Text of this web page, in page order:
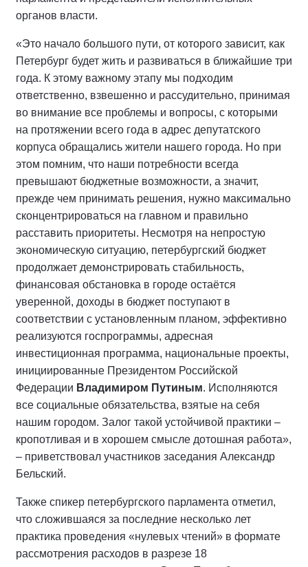
органов власти.
«Это начало большого пути, от которого зависит, как
Петербург будет жить и развиваться в ближайшие три
года. К этому важному этапу мы подходим
ответственно, взвешенно и рассудительно, принимая
во внимание все проблемы и вопросы, с которыми
на протяжении всего года в адрес депутатского
корпуса обращались жители нашего города. Но при
этом помним, что наши потребности всегда
превышают бюджетные возможности, а значит,
прежде чем принимать решения, нужно максимально
сконцентрироваться на главном и правильно
расставить приоритеты. Несмотря на непростую
экономическую ситуацию, петербургский бюджет
продолжает демонстрировать стабильность,
финансовая обстановка в городе остаётся
уверенной, доходы в бюджет поступают в
соответствии с установленным планом, эффективно
реализуются госпрограммы, адресная
инвестиционная программа, национальные проекты,
инициированные Президентом Российской
Федерации Владимиром Путиным. Исполняются
все социальные обязательства, взятые на себя
нашим городом. Залог такой устойчивой практики –
кропотливая и в хорошем смысле дотошная работа»,
– приветствовал участников заседания Александр
Бельский.
Также спикер петербургского парламента отметил,
что сложившаяся за последние несколько лет
практика проведения «нулевых чтений» в формате
рассмотрения расходов в разрезе 18